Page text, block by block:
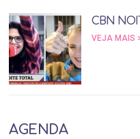
CBN
VEJA MAIS
AGENDA